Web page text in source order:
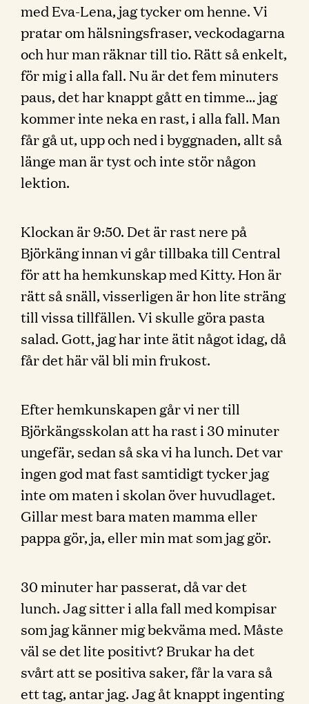
med Eva-Lena, jag tycker om henne. Vi
pratar om hälsningsfraser, veckodagarna
och hur man räknar till tio. Rätt så enkelt,
för mig i alla fall. Nu är det fem minuters
paus, det har knappt gått en timme… jag
kommer inte neka en rast, i alla fall. Man
får gå ut, upp och ned i byggnaden, allt så
länge man är tyst och inte stör någon
lektion.
Klockan är 9:50. Det är rast nere på
Björkäng innan vi går tillbaka till Central
för att ha hemkunskap med Kitty. Hon är
rätt så snäll, visserligen är hon lite sträng
till vissa tillfällen. Vi skulle göra pasta
salad. Gott, jag har inte ätit något idag, då
får det här väl bli min frukost.
Efter hemkunskapen går vi ner till
Björkängsskolan att ha rast i 30 minuter
ungefär, sedan så ska vi ha lunch. Det var
ingen god mat fast samtidigt tycker jag
inte om maten i skolan över huvudlaget.
Gillar mest bara maten mamma eller
pappa gör, ja, eller min mat som jag gör.
30 minuter har passerat, då var det
lunch. Jag sitter i alla fall med kompisar
som jag känner mig bekväma med. Måste
väl se det lite positivt? Brukar ha det
svårt att se positiva saker, får la vara så
ett tag, antar jag. Jag åt knappt ingenting